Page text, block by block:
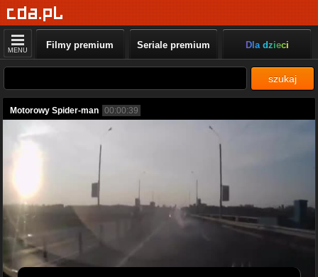
MENU Filmy premium Seriale premium Dla dzieci
szukaj
Motorowy Spider-man 00:00:39